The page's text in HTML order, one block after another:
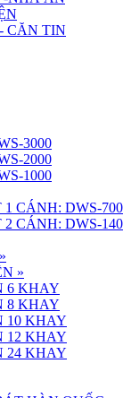
CĂN TIN
3000
2000
1000
CÁNH: DWS-700
CÁNH: DWS-
»
»
6 KHAY
8 KHAY
10 KHAY
12 KHAY
24 KHAY